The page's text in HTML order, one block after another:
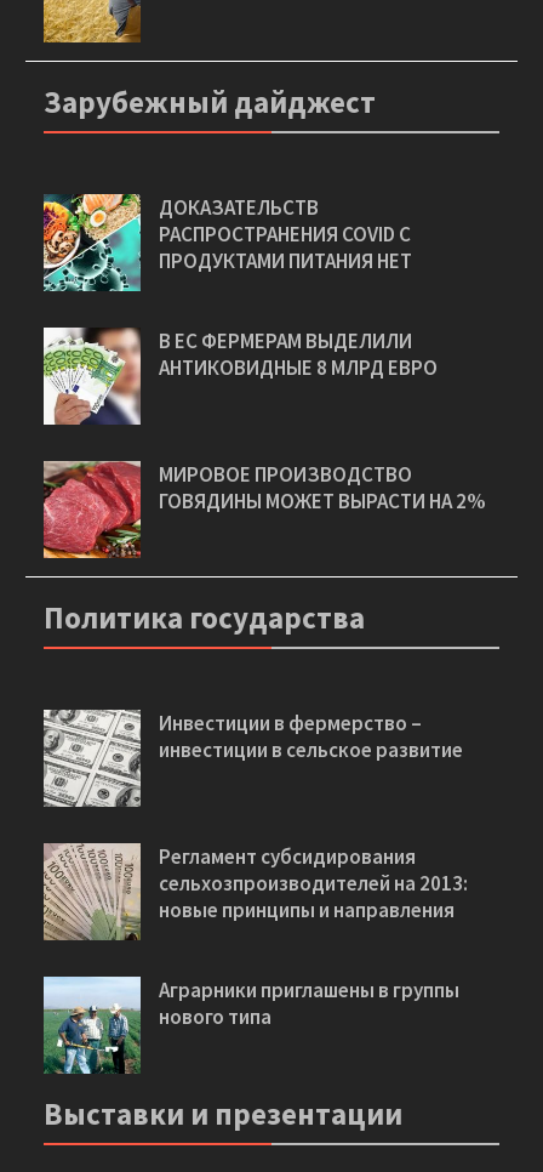
Зарубежный дайджест
ДОКАЗАТЕЛЬСТВ
РАСПРОСТРАНЕНИЯ COVID С
ПРОДУКТАМИ ПИТАНИЯ НЕТ
В ЕС ФЕРМЕРАМ ВЫДЕЛИЛИ
АНТИКОВИДНЫЕ 8 МЛРД ЕВРО
МИРОВОЕ ПРОИЗВОДСТВО
ГОВЯДИНЫ МОЖЕТ ВЫРАСТИ НА 2%
Политика государства
Инвестиции в фермерство –
инвестиции в сельское развитие
Регламент субсидирования
сельхозпроизводителей на 2013:
новые принципы и направления
Аграрники приглашены в группы
нового типа
Выставки и презентации